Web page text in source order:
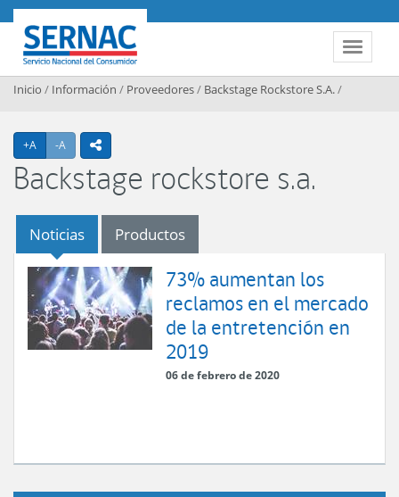
Contenido principal
Toggle
SERNAC
Inicio / Información / Proveedores/ Backstage Rockstore S.A./
+A Agrandar texto
-A Achicar textoicono compartir
Backstage rockstore s.a.
Noticias Productos
73% aumentan los
reclamos en el mercado
de la entretención en
2019
06 de febrero de 2020